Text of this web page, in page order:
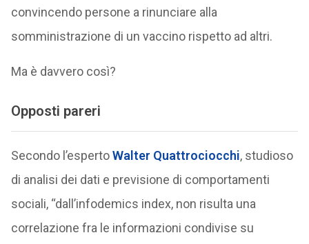
convincendo persone a rinunciare alla
somministrazione di un vaccino rispetto ad altri.
Ma è davvero così?
Opposti pareri
Secondo l’espertoWalter Quattrociocchi, studioso
di analisi dei dati e previsione di comportamenti
sociali, “dall’infodemics index, non risulta una
correlazione fra le informazioni condivise su